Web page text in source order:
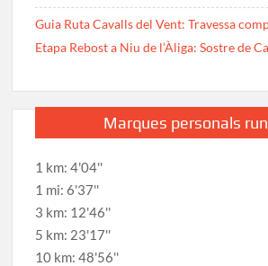
Guia Ruta Cavalls del Vent: Travessa
Etapa Rebost a Niu de l’Àliga: Sostre de
Marques personals
1 km: 4'04''
1 mi: 6'37''
3 km: 12'46''
5 km: 23'17''
10 km: 48'56''